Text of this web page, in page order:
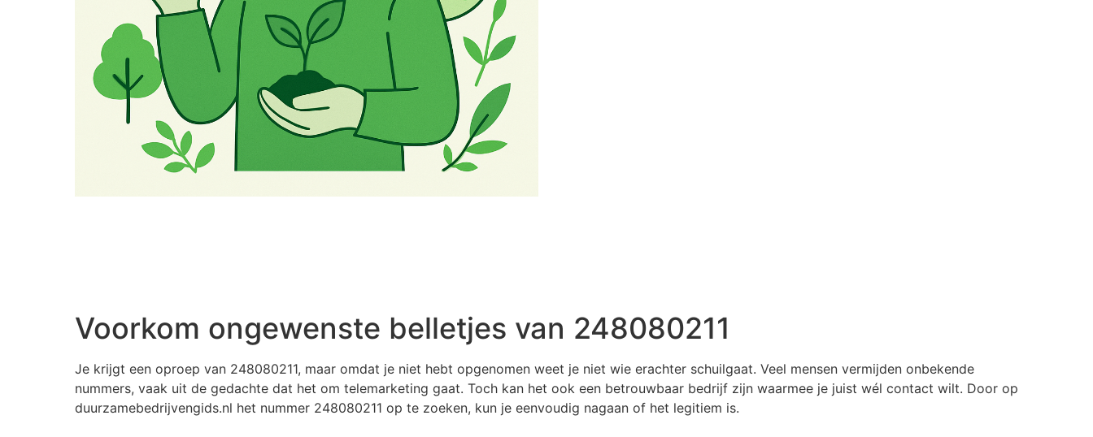
Voorkom ongewenste belletjes van 248080211
Je krijgt een oproep van 248080211, maar omdat je niet hebt opgenomen weet je niet wie erachter schuilgaat. Veel mensen vermijden onbekende
nummers, vaak uit de gedachte dat het om telemarketing gaat. Toch kan het ook een betrouwbaar bedrijf zijn waarmee je juist wél contact wilt. Door op
duurzamebedrijvengids.nl het nummer 248080211 op te zoeken, kun je eenvoudig nagaan of het legitiem is.